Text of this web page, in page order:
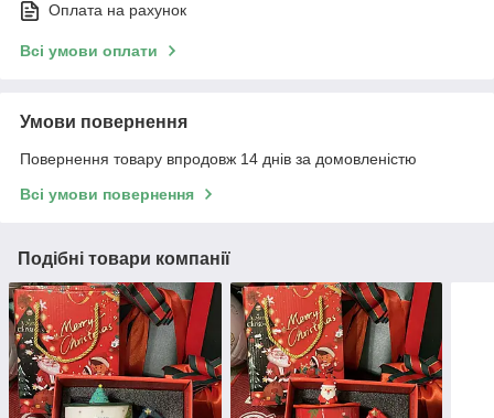
Оплата на рахунок
Всі умови оплати
Умови повернення
Повернення товару впродовж 14 днів за домовленістю
Всі умови повернення
Подібні товари компанії